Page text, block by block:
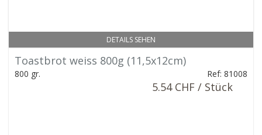
DETAILS SEHEN
Toastbrot weiss 800g (11,5x12cm)
800 gr. Ref: 81008
5.54 CHF / Stück